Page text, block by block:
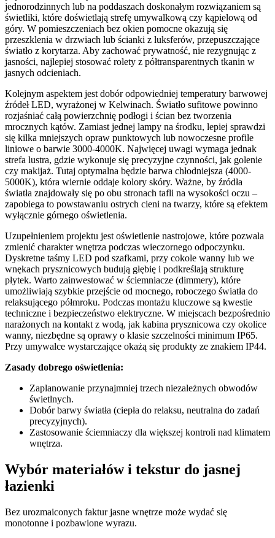
jednorodzinnych lub na poddaszach doskonałym rozwiązaniem są
świetliki, które doświetlają strefę umywalkową czy kąpielową od
góry. W pomieszczeniach bez okien pomocne okazują się
przeszklenia w drzwiach lub ścianki z luksferów, przepuszczające
światło z korytarza. Aby zachować prywatność, nie rezygnując z
jasności, najlepiej stosować rolety z półtransparentnych tkanin w
jasnych odcieniach.
Kolejnym aspektem jest dobór odpowiedniej temperatury barwowej
źródeł LED, wyrażonej w Kelwinach. Światło sufitowe powinno
rozjaśniać całą powierzchnię podłogi i ścian bez tworzenia
mrocznych kątów. Zamiast jednej lampy na środku, lepiej sprawdzi
się kilka mniejszych opraw punktowych lub nowoczesne profile
liniowe o barwie 3000-4000K. Najwięcej uwagi wymaga jednak
strefa lustra, gdzie wykonuje się precyzyjne czynności, jak golenie
czy makijaż. Tutaj optymalna będzie barwa chłodniejsza (4000-
5000K), która wiernie oddaje kolory skóry. Ważne, by źródła
światła znajdowały się po obu stronach tafli na wysokości oczu –
zapobiega to powstawaniu ostrych cieni na twarzy, które są efektem
wyłącznie górnego oświetlenia.
Uzupełnieniem projektu jest oświetlenie nastrojowe, które pozwala
zmienić charakter wnętrza podczas wieczornego odpoczynku.
Dyskretne taśmy LED pod szafkami, przy cokole wanny lub we
wnękach prysznicowych budują głębię i podkreślają strukturę
płytek. Warto zainwestować w ściemniacze (dimmery), które
umożliwiają szybkie przejście od mocnego, roboczego światła do
relaksującego półmroku. Podczas montażu kluczowe są kwestie
techniczne i bezpieczeństwo elektryczne. W miejscach bezpośrednio
narażonych na kontakt z wodą, jak kabina prysznicowa czy okolice
wanny, niezbędne są oprawy o klasie szczelności minimum IP65.
Przy umywalce wystarczające okażą się produkty ze znakiem IP44.
Zasady dobrego oświetlenia:
Zaplanowanie przynajmniej trzech niezależnych obwodów
świetlnych.
Dobór barwy światła (ciepła do relaksu, neutralna do zadań
precyzyjnych).
Zastosowanie ściemniaczy dla większej kontroli nad klimatem
wnętrza.
Wybór materiałów i tekstur do jasnej
łazienki
Bez urozmaiconych faktur jasne wnętrze może wydać się
monotonne i pozbawione wyrazu.